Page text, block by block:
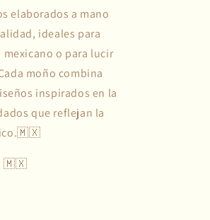
elaborados a mano
ideales para
o para lucir
moño combina
inspirados en la
que reflejan la
🇲🇽